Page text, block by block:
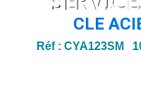
CLE
Réf :CYA123SM